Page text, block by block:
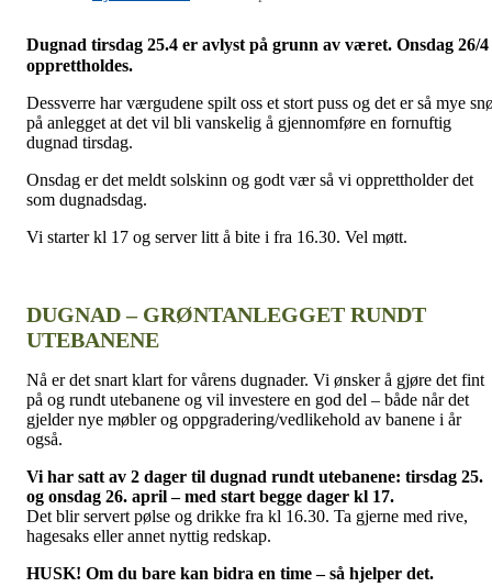
Dugnad tirsdag 25.4 er avlyst på grunn av været. Onsdag 26/4
opprettholdes.
Dessverre har værgudene spilt oss et stort puss og det er så mye
på anlegget at det vil bli vanskelig å gjennomføre en fornuftig
dugnad tirsdag.
Onsdag er det meldt solskinn og godt vær så vi opprettholder det
som dugnadsdag.
Vi starter kl 17 og server litt å bite i fra 16.30. Vel møtt.
DUGNAD – GRØNTANLEGGET RUNDT
UTEBANENE
Nå er det snart klart for vårens dugnader. Vi ønsker å gjøre det fint
på og rundt utebanene og vil investere en god del – både når det
gjelder nye møbler og oppgradering/vedlikehold av banene i år
også.
Vi har satt av 2 dager til dugnad rundt utebanene: tirsdag 25.
og onsdag 26. april – med start begge dager kl 17.
Det blir servert pølse og drikke fra kl 16.30. Ta gjerne med rive,
hagesaks eller annet nyttig redskap.
HUSK! Om du bare kan bidra en time – så hjelper det.